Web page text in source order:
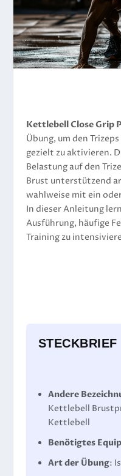
Kettlebell Close Grip
Übung, um den
gezielt zu aktivieren.
Belastung auf den
Brust unterstützend
wahlweise mit ein
In dieser Anleitung
Ausführung, häufige
Training zu
STECKBRIEF
Andere
Kettlebell
Kettlebell
Benötigtes
Art der Übung: